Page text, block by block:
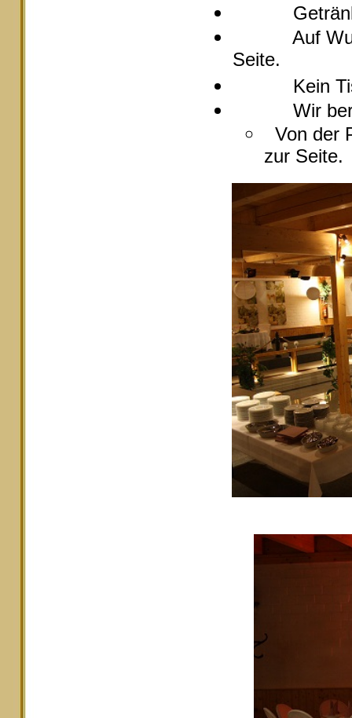
Getränke
Auf
Seite.
Kein
Wir
Von der
zur Seite.